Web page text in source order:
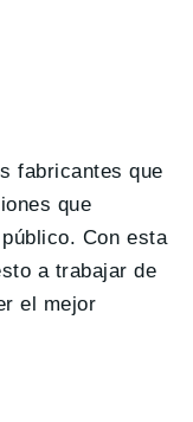
fabricantes que
que
Con esta
a trabajar de
el mejor